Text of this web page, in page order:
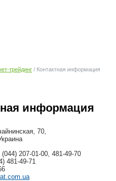
трейдинг / Контактная информация
информация
70,
207-01-00, 481-49-70
481-49-71